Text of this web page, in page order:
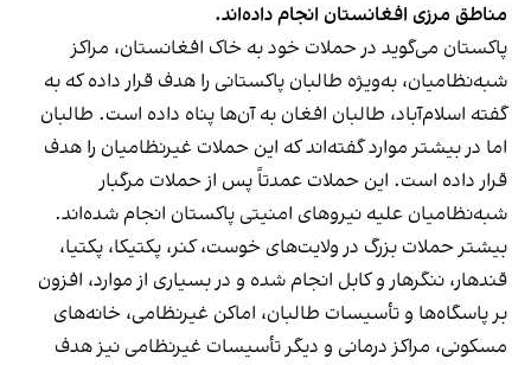
مناطق مرزی افغانستان انجام داده‌اند.
پاکستان می‌گوید در حملات خود به خاک افغانستان، مراکز
شبه‌نظامیان، به‌ویژه طالبان پاکستانی را هدف قرار داده که به
گفته اسلام‌آباد، طالبان افغان به آن‌ها پناه داده است. طالبان
اما در بیشتر موارد گفته‌اند که این حملات غیرنظامیان را هدف
قرار داده است. این حملات عمدتاً پس از حملات مرگبار
شبه‌نظامیان علیه نیروهای امنیتی پاکستان انجام شده‌اند.
بیشتر حملات بزرگ در ولایت‌های خوست، کنر، پکتیکا، پکتیا،
قندهار، ننگرهار و کابل انجام شده و در بسیاری از موارد، افزون
بر پاسگاه‌ها و تأسیسات طالبان، اماکن غیرنظامی، خانه‌های
مسکونی، مراکز درمانی و دیگر تأسیسات غیرنظامی نیز هدف